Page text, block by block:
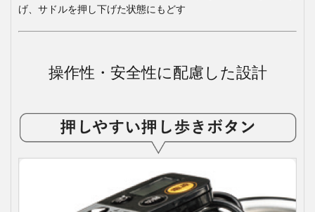
げ、サドルを押し下げた状態にもどす
操作性・安全性に配慮した設計